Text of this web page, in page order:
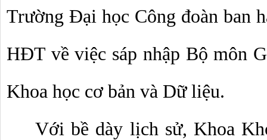
Trường Đại học Công đoàn ban
HĐT về việc sáp nhập Bộ môn
Khoa học cơ bản và Dữ liệu.
Với bề dày lịch sử, Khoa